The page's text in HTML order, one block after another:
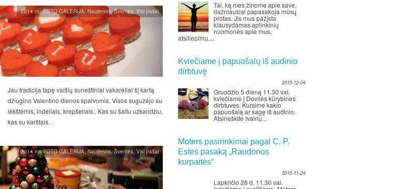
2014 m.,FOTO GALERIJA, Naujienos,Šventės, Visi įrašai
Jau tradicija tapę vaišių suneštiniai vakarėliai šį kartą
džiugino Valentino dienos spalvomis. Visos sugužėjo su
lėkštėmis, indėliais, krepšeliais.. Kas su šaltu užkandžiu,
kas su karštais…
2014 m.,FOTO GALERIJA,Naujienos,Šventės, Visi įrašai
Tai, ką mes žinome apie save,
dažniausiai papasakoja mūsų
protas. Jis mus pažįsta
klausydamas aplinkinių
nuomonės apie mus,
atsiliepimų,...
Kviečiame į papuošalų iš audinio
dirbtuvę
2015-12-04
Gruodžio 5 dieną 11.30 val.
kviečiame į Dovilės kūrybines
dirbtuves. Kursime kaklo
papuošalą ar sagę iš audinio.
Atsineškite įvairių...
Moters pasirinkimai pagal C. P.
Estes pasaką „Raudonos
kurpaitės“
2015-11-24
Lapkričio 28 d. 11.30 val.